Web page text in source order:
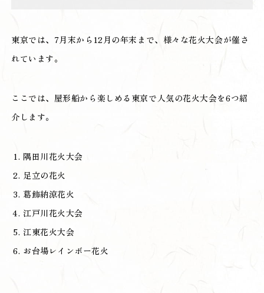
東京では、7月末から12月の年末まで、様々な花火大会が催さ
れています。
ここでは、屋形船から楽しめる東京で人気の花火大会を6つ紹
介します。
隅田川花火大会
足立の花火
葛飾納涼花火
江戸川花火大会
江東花火大会
お台場レインボー花火